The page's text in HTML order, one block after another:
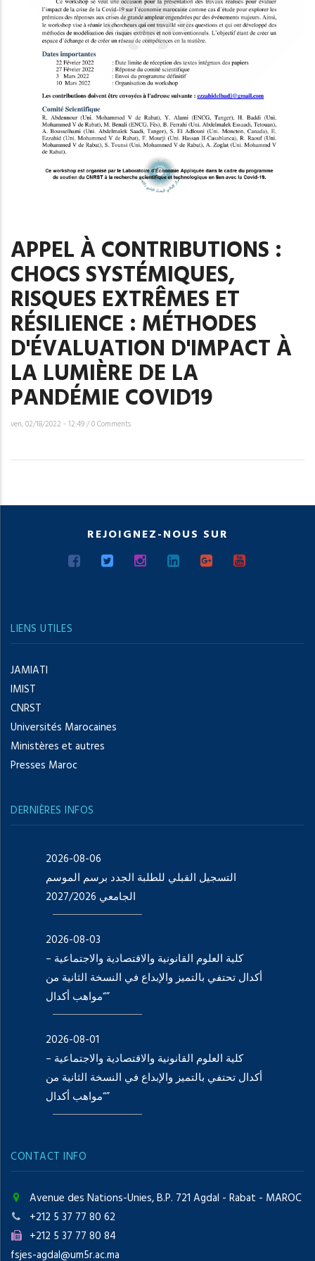
APPEL À CONTRIBUTIONS :
CHOCS SYSTÉMIQUES,
RISQUES EXTRÊMES ET
RÉSILIENCE : MÉTHODES
D'ÉVALUATION D'IMPACT À
LA LUMIÈRE DE LA
PANDÉMIE COVID19
ven, 02/18/2022 - 12:49/0 Comments
REJOIGNEZ-NOUS SUR
LIENS UTILES
JAMIATI
IMIST
CNRST
Universités Marocaines
Ministères et autres
Presses Maroc
DERNIÈRES INFOS
2026-08-06
التسجيل القبلي للطلبة الجدد برسم الموسم
الجامعي 2027/2026
2026-08-03
كلية العلوم القانونية والاقتصادية والاجتماعية –
أكدال تحتفي بالتميز والإبداع في النسخة الثانية من
“مواهب أكدال”
2026-08-01
كلية العلوم القانونية والاقتصادية والاجتماعية –
أكدال تحتفي بالتميز والإبداع في النسخة الثانية من
“مواهب أكدال”
CONTACT INFO
Avenue des Nations-Unies, B.P. 721 Agdal - Rabat - MAROC
+212 5 37 77 80 62
+212 5 37 77 80 84
fsjes-agdal@um5r.ac.ma